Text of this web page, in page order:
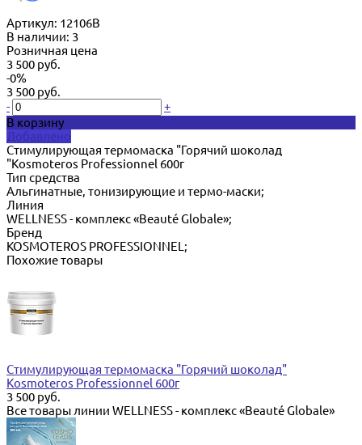
Артикул: 12106В
В наличии: 3
Розничная цена
3 500 руб.
-0%
3 500 руб.
-
+
В корзину
Добавлено
Стимулирующая термомаска "Горячий шоколад
"Kosmoteros Professionnel 600г
Тип средства
Альгинатные, тонизирующие и термо-маски;
Линия
WELLNESS - комплекс «Beauté Globale»;
Бренд
KOSMOTEROS PROFESSIONNEL;
Похожие товары
Стимулирующая термомаска "Горячий шоколад"
Kosmoteros Professionnel 600г
3 500 руб.
Все товары линии WELLNESS - комплекс «Beauté Globale»